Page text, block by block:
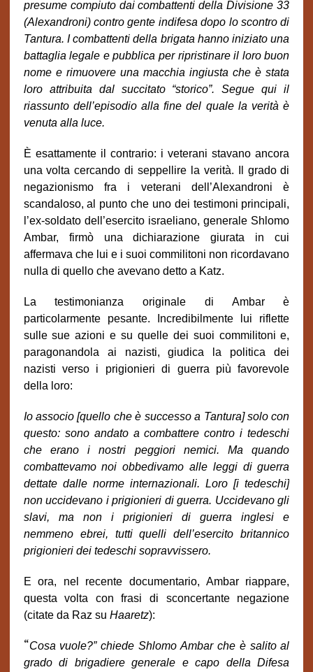
presume compiuto dai combattenti della Divisione 33
(Alexandroni) contro gente indifesa dopo lo scontro di
Tantura. I combattenti della brigata hanno iniziato una
battaglia legale e pubblica per ripristinare il loro buon
nome e rimuovere una macchia ingiusta che è stata
loro attribuita dal succitato “storico”. Segue qui il
riassunto dell’episodio alla fine del quale la verità è
venuta alla luce.
È esattamente il contrario: i veterani stavano ancora
una volta cercando di seppellire la verità. Il grado di
negazionismo fra i veterani dell’Alexandroni è
scandaloso, al punto che uno dei testimoni principali,
l’ex-soldato dell’esercito israeliano, generale Shlomo
Ambar, firmò una dichiarazione giurata in cui
affermava che lui e i suoi commilitoni non ricordavano
nulla di quello che avevano detto a Katz.
La testimonianza originale di Ambar è
particolarmente pesante. Incredibilmente lui riflette
sulle sue azioni e su quelle dei suoi commilitoni e,
paragonandola ai nazisti, giudica la politica dei
nazisti verso i prigionieri di guerra più favorevole
della loro:
Io associo [quello che è successo a Tantura] solo con
questo: sono andato a combattere contro i tedeschi
che erano i nostri peggiori nemici. Ma quando
combattevamo noi obbedivamo alle leggi di guerra
dettate dalle norme internazionali. Loro [i tedeschi]
non uccidevano i prigionieri di guerra. Uccidevano gli
slavi, ma non i prigionieri di guerra inglesi e
nemmeno ebrei, tutti quelli dell’esercito britannico
prigionieri dei tedeschi sopravvissero.
E ora, nel recente documentario, Ambar riappare,
questa volta con frasi di sconcertante negazione
(citate da Raz su Haaretz):
“Cosa vuole?” chiede Shlomo Ambar che è salito al
grado di brigadiere generale e capo della Difesa